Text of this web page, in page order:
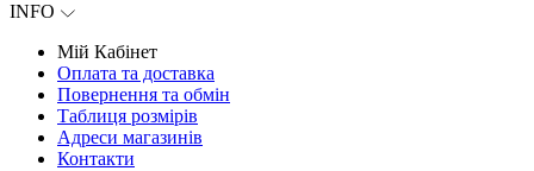
INFO
Мій Кабінет
Оплата та доставка
Повернення та обмін
Таблиця розмірів
Адреси магазинів
Контакти